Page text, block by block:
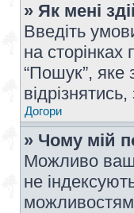
» Як мені
Введіть
на
“Пошук”, яке
Догори
» Чому мій
Можливо ваш
не